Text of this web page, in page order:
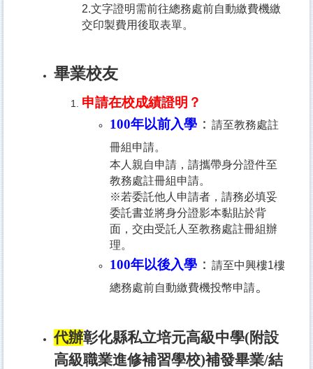
2.文字證明需前往總務處前自動繳費機繳
交印製費用後取表單。
畢業校友
申請在校成績證明？
100年以前入學 ： 請至教務處註
冊組申請。
本人親自申請，請攜帶身分證件至
教務處註冊組申請。
※若委託他人申請者，請務必填妥
委託書並將身分證影本黏貼於背
面，交由受託人至教務處註冊組辦
理。
100年以後入學 ： 請至中興樓1樓
總務處前自動繳費機投幣申請。
代辦彰化縣私立培元高級中學(附設
高級職業進修補習學校)補發畢業/結